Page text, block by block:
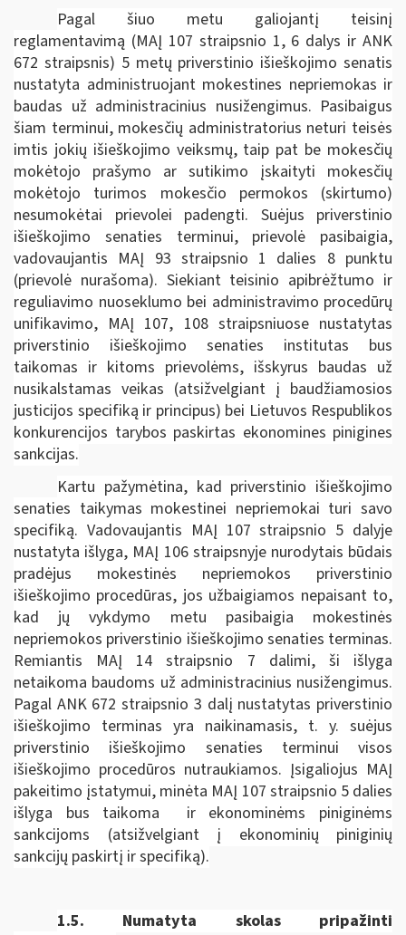
Pagal šiuo metu galiojantį teisinį
reglamentavimą (MAĮ 107 straipsnio 1, 6 dalys ir ANK
672 straipsnis) 5 metų priverstinio išieškojimo senatis
nustatyta administruojant mokestines nepriemokas ir
baudas už administracinius nusižengimus. Pasibaigus
šiam terminui, mokesčių administratorius neturi teisės
imtis jokių išieškojimo veiksmų, taip pat be mokesčių
mokėtojo prašymo ar sutikimo įskaityti mokesčių
mokėtojo turimos mokesčio permokos (skirtumo)
nesumokėtai prievolei padengti. Suėjus priverstinio
išieškojimo senaties terminui, prievolė pasibaigia,
vadovaujantis MAĮ 93 straipsnio 1 dalies 8 punktu
(prievolė nurašoma). Siekiant teisinio apibrėžtumo ir
reguliavimo nuoseklumo bei administravimo procedūrų
unifikavimo, MAĮ 107, 108 straipsniuose nustatytas
priverstinio išieškojimo senaties institutas bus
taikomas ir kitoms prievolėms, išskyrus baudas už
nusikalstamas veikas (atsižvelgiant į baudžiamosios
justicijos specifiką ir principus) bei Lietuvos Respublikos
konkurencijos tarybos paskirtas ekonomines pinigines
sankcijas.
Kartu pažymėtina, kad priverstinio išieškojimo
senaties taikymas mokestinei nepriemokai turi savo
specifiką. Vadovaujantis MAĮ 107 straipsnio 5 dalyje
nustatyta išlyga, MAĮ 106 straipsnyje nurodytais būdais
pradėjus mokestinės nepriemokos priverstinio
išieškojimo procedūras, jos užbaigiamos nepaisant to,
kad jų vykdymo metu pasibaigia mokestinės
nepriemokos priverstinio išieškojimo senaties terminas.
Remiantis MAĮ 14 straipsnio 7 dalimi, ši išlyga
netaikoma baudoms už administracinius nusižengimus.
Pagal ANK 672 straipsnio 3 dalį nustatytas priverstinio
išieškojimo terminas yra naikinamasis, t. y. suėjus
priverstinio išieškojimo senaties terminui visos
išieškojimo procedūros nutraukiamos. Įsigaliojus MAĮ
pakeitimo įstatymui, minėta MAĮ 107 straipsnio 5 dalies
išlyga bus taikoma ir ekonominėms piniginėms
sankcijoms (atsižvelgiant į ekonominių piniginių
sankcijų paskirtį ir specifiką).
1.5.
Numatyta skolas pripažinti